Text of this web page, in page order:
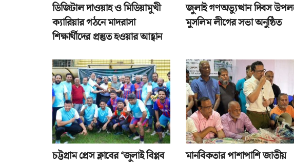
ডিজিটাল দাওয়াহ ও মিডিয়ামুখী
ক্যারিয়ার গঠনে মাদরাসা
শিক্ষার্থীদের প্রস্তুত হওয়ার আহ্বান
জুলাই গণঅভ্যুত্থান দিবস
মুসলিম লীগের সভা অনুষ্ঠিত
চট্টগ্রাম প্রেস ক্লাবের ‘জুলাই বিপ্লব
মানবিকতার পাশাপাশি জাতীয়